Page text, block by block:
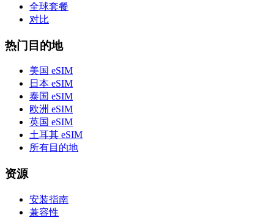
全球套餐
对比
热门目的地
美国 eSIM
日本 eSIM
泰国 eSIM
欧洲 eSIM
英国 eSIM
土耳其 eSIM
所有目的地
资源
安装指南
兼容性